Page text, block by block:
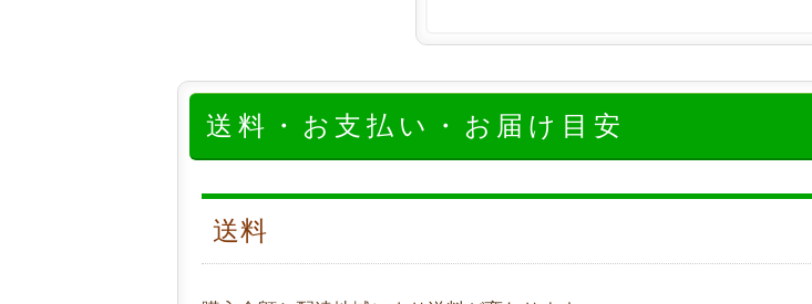
送料・お支払い・お届け目安
送料